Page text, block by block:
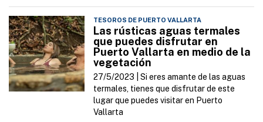
TESOROS DE PUERTO VALLARTA
Las rústicas aguas termales
que puedes disfrutar en
Puerto Vallarta en medio de la
vegetación
27/5/2023 |Si eres amante de las aguas
termales, tienes que disfrutar de este
lugar que puedes visitar en Puerto
Vallarta